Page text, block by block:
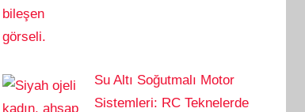
Su Altı Soğutmalı Motor
Sistemleri: RC Teknelerde